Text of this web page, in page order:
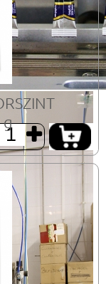
g
